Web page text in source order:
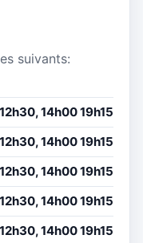
suivants:
14h00 19h15
14h00 19h15
14h00 19h15
14h00 19h15
14h00 19h15